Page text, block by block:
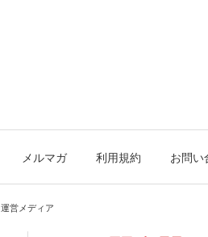
メルマガ 利用規約 お問い
運営メディア